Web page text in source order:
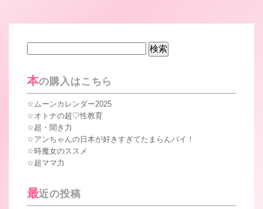
本の購入はこちら
ムーンカレンダー2025
オトナの超♡性教育
超・聞き力
アンちゃんの日本が好きすぎてたまらんバイ！
時魔女のススメ
超ママ力
最近の投稿